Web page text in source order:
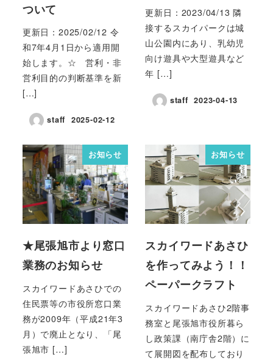
ついて
更新日：2025/02/12 令
和7年4月1日から適用開
始します。☆ 営利・非
営利目的の判断基準を新
[…]
staff 2025-02-12
更新日：2023/04/13 隣
接するスカイパークは城
山公園内にあり、乳幼児
向け遊具や大型遊具など
年 […]
staff 2023-04-13
お知らせ
★尾張旭市より窓口
業務のお知らせ
スカイワードあさひでの
住民票等の市役所窓口業
務が2009年（平成21年3
月）で廃止となり、「尾
張旭市 […]
お知らせ
スカイワードあさひ
を作ってみよう！！
ペーパークラフト
スカイワードあさひ2階事
務室と尾張旭市役所暮ら
し政策課（南庁舎2階）に
て展開図を配布しており